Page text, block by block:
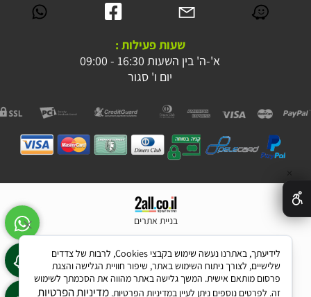
שעות פעילות :
א'-ה' בין השעות 16:30 - 09:00
יום ו' סגור
בניית אתרים
לידיעתך, באתרנו נעשה שימוש בקבצי Cookies, לרבות של צדדים
שלישיים, לצורך ניתוח השימוש באתר, שיפור חוויית הגלישה והצגת
פרסום מותאם אישית. המשך גלישה באתר מהווה את הסכמתך לשימוש
זה. לפרטים נוספים ניתן לעיין במדיניות הפרטיות. מדיניות הפרטיות